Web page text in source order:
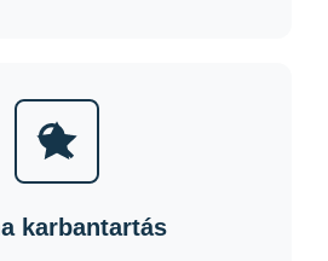
karbantartás